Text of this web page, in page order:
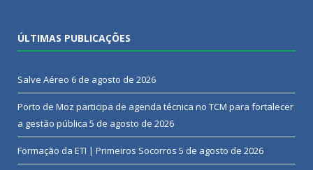
ÚLTIMAS PUBLICAÇÕES
Salve Aéreo 6 de agosto de 2026
Porto de Moz participa de agenda técnica no TCM para fortalecer
a gestão pública 5 de agosto de 2026
Formação da ETI | Primeiros Socorros 5 de agosto de 2026